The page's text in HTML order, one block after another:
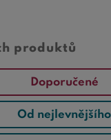
produktů
Doporučené
Od nejlevnějšího